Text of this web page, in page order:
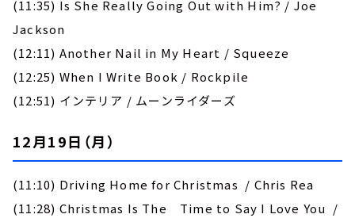
(11:35) Is She Really Going Out with Him? / Joe
Jackson
(12:11) Another Nail in My Heart / Squeeze
(12:25) When I Write Book / Rockpile
(12:51) インテリア / ムーンライダーズ
12月19日（月）
(11:10) Driving Home for Christmas / Chris Rea
(11:28) Christmas Is The Time to Say I Love You /